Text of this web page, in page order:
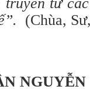
(Chùa,
NGUYỄN